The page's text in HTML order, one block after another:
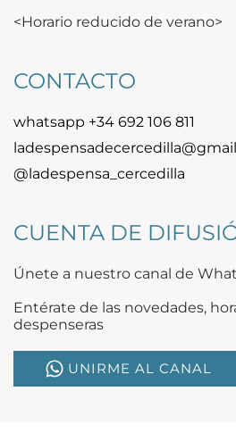
<Horario reducido de verano>
CONTACTO
whatsapp +34 692 106 811
@ladespensa_cercedilla
CUENTA DE
Únete a nuestro canal de
Entérate de las novedades,
despenseras
UNIRME AL CANAL